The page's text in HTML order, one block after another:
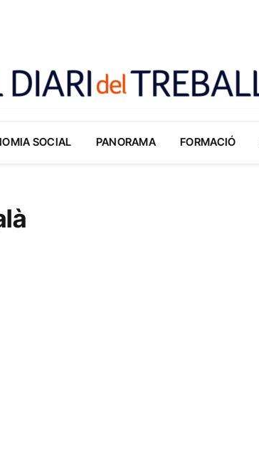
SOCIAL PANORAMA FORMACIÓ